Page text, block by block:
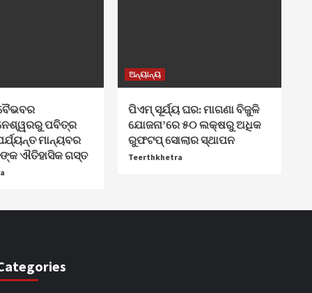
ପବିତ୍ର
ମାନ୍ୟବର
ଐତିହାସିକ ଗସ୍ତ
ଅନ୍ୟାନ୍ୟ
ପିଏମ୍ ସୂର୍ଯ୍ୟ ଘର: ମାଗଣା ବିଜୁଳି
ଯୋଜନା’ରେ ୫୦ ଲକ୍ଷରୁ ଅଧିକ
ରୁଫଟପ୍ ସୋଲାର ସ୍ଥାପନ
Teerthkhetra